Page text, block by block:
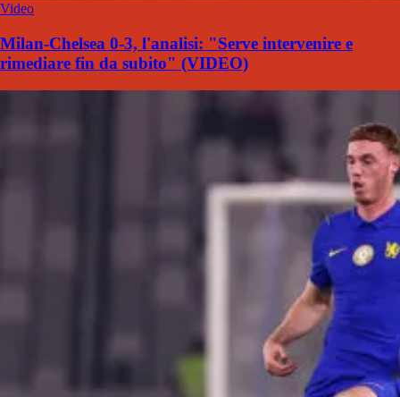
Video
Milan-Chelsea 0-3, l'analisi: "Serve intervenire e
rimediare fin da subito" (VIDEO)